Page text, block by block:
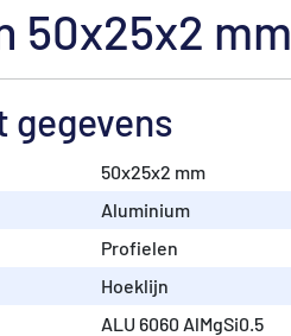
50x25x2 mm
gegevens
50x25x2 mm
Aluminium
Profielen
Hoeklijn
ALU 6060 AlMgSi0.5